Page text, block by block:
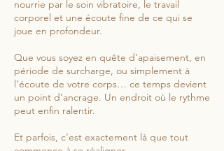
nourrie par le soin vibratoire, le travail
corporel et une écoute fine de ce qui se
joue en profondeur.
Que vous soyez en quête d’apaisement, en
période de surcharge, ou simplement à
l’écoute de votre corps… ce temps devient
un point d’ancrage. Un endroit où le rythme
peut enfin ralentir.
Et parfois, c’est exactement là que tout